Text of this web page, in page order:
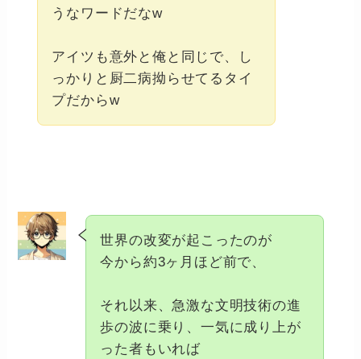
うなワードだなw
アイツも意外と俺と同じで、し
っかりと厨二病拗らせてるタイ
プだからw
世界の改変が起こったのが
今から約3ヶ月ほど前で、
それ以来、急激な文明技術の進
歩の波に乗り、一気に成り上が
った者もいれば